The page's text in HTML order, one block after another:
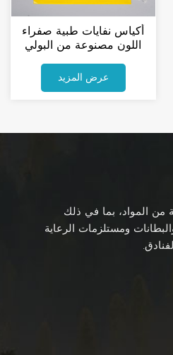
أكياس نفايات طبية صفراء
اللون مصنوعة من البولي
إيثيلين، مزودة بشريط لاصق،
مخصصة للنفايات الطبية
الخطرة بيولوجيًا
عرض المزيد
من المواد، بما في ذلك
ومستلزمات الرعاية